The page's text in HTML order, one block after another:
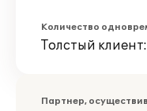
Количество
Толстый
Партнер,